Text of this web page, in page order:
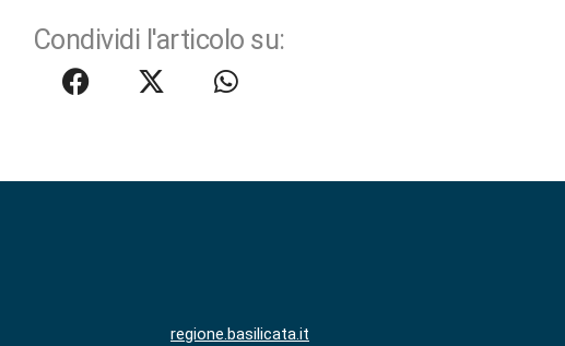
Condividi l'articolo su:
regione.basilicata.it